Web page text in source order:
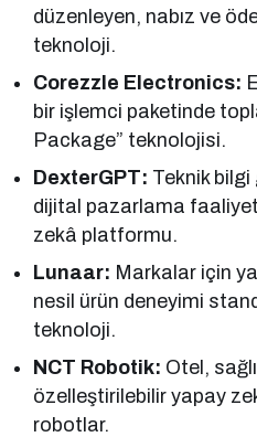
düzenleyen, nabız ve
teknoloji.
Corezzle Electronics:
bir işlemci paketinde
Package” teknolojisi.
DexterGPT: Teknik
dijital pazarlama
zekâ platformu.
Lunaar: Markalar için
nesil ürün deneyimi
teknoloji.
NCT Robotik: Otel,
özelleştirilebilir yapay
robotlar.